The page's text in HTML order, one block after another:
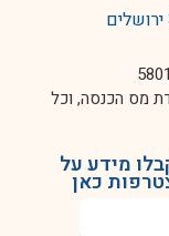
(מרכז ציפורי) ת.ד. 3536 ירושלים
לפי סעיף 46 לפקודת מס הכנסה, וכל
מידע על
כאן